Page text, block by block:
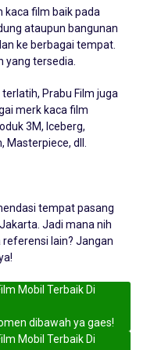
kaca film baik pada
ataupun bangunan
ke berbagai tempat.
yang tersedia.
Prabu Film juga
merk kaca film
3M, Iceberg,
dll.
tempat pasang
Jadi mana nih
lain? Jangan
dibawah ya gaes!